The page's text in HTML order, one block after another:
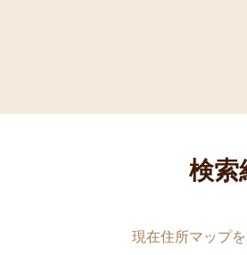
検索
現在住所マップ